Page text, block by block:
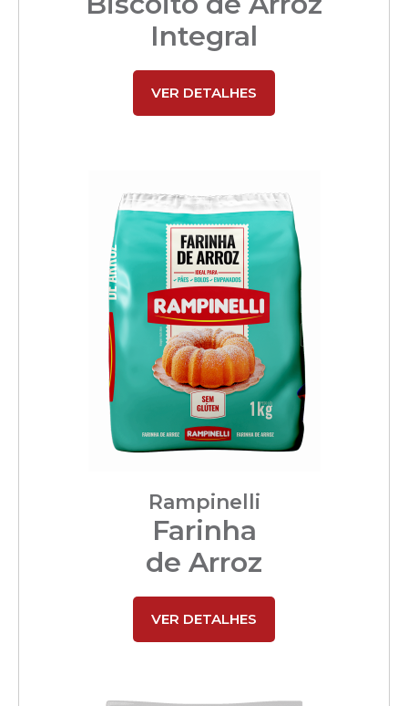
Integral
VER DETALHES
Rampinelli
Farinha
de Arroz
VER DETALHES